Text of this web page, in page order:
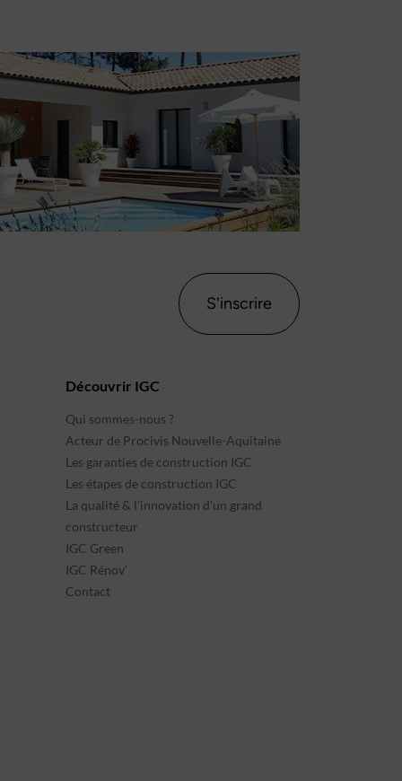
S'inscrire
Découvrir IGC
Qui sommes-nous ?
Acteur de Procivis Nouvelle-Aquitaine
Les garanties de construction IGC
Les étapes de construction IGC
La qualité & l’innovation d’un grand
constructeur
IGC Green
IGC Rénov’
Contact